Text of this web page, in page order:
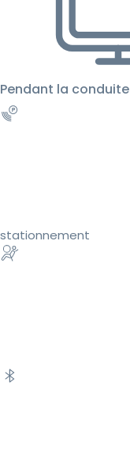
Pendant la conduite
stationnement